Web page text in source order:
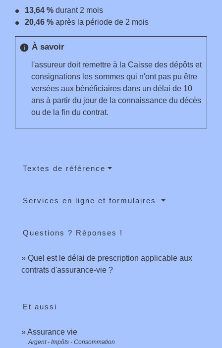
13,64 % durant 2 mois
20,46 % après la période de 2 mois
info À savoir
l'assureur doit remettre à la Caisse des dépôts et
consignations les sommes qui n'ont pas pu être
versées aux bénéficiaires dans un délai de 10
ans à partir du jour de la connaissance du décès
ou de la fin du contrat.
Textes de référence
Services en ligne et formulaires
Questions ? Réponses !
Quel est le délai de prescription applicable aux
contrats d'assurance-vie ?
Et aussi
Assurance vie
Argent - Impôts - Consommation